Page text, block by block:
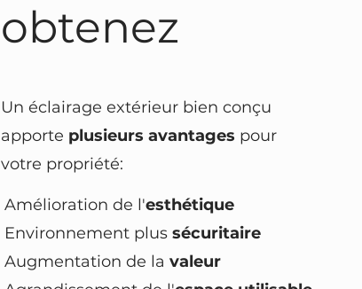
obtenez
Un éclairage extérieur bien conçu
apporte plusieurs avantages pour
votre propriété:
Amélioration de l'esthétique
Environnement plus sécuritaire
Augmentation de la valeur